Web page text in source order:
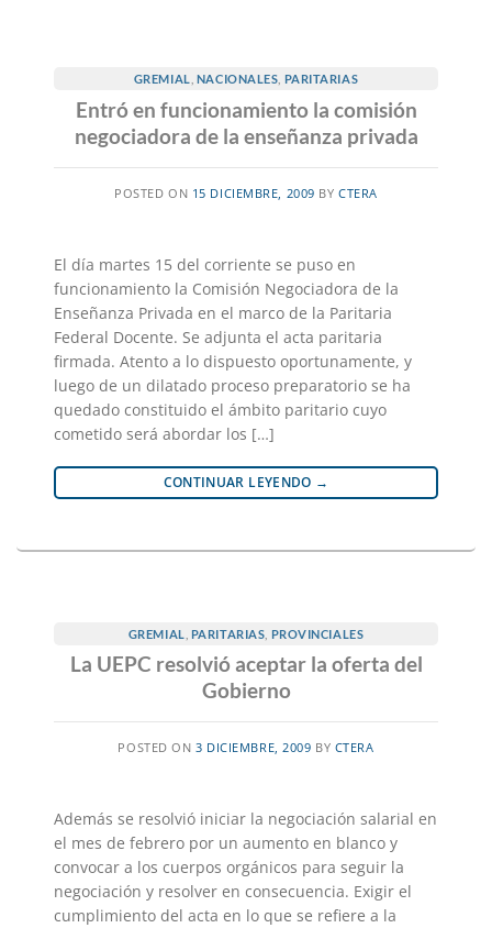
GREMIAL NACIONALES PARITARIAS
Entró en funcionamiento la comisión
negociadora de la enseñanza privada
POSTED ON 15 DICIEMBRE, 2009 BYCTERA
El día martes 15 del corriente se puso en
funcionamiento la Comisión Negociadora de la
Enseñanza Privada en el marco de la Paritaria
Federal Docente. Se adjunta el acta paritaria
firmada. Atento a lo dispuesto oportunamente, y
luego de un dilatado proceso preparatorio se ha
quedado constituido el ámbito paritario cuyo
cometido será abordar los […]
CONTINUAR LEYENDO →
GREMIAL PARITARIAS PROVINCIALES
La UEPC resolvió aceptar la oferta del
Gobierno
POSTED ON 3 DICIEMBRE, 2009 BY CTERA
Además se resolvió iniciar la negociación salarial en
el mes de febrero por un aumento en blanco y
convocar a los cuerpos orgánicos para seguir la
negociación y resolver en consecuencia. Exigir el
cumplimiento del acta en lo que se refiere a la